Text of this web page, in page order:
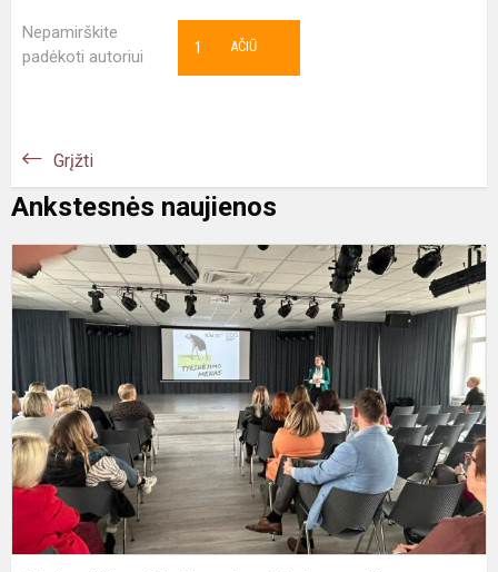
Nepamirškite
padėkoti autoriui
AČIŪ
1
Grįžti
Ankstesnės naujienos